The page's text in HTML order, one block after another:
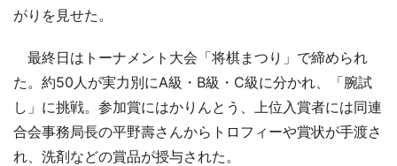
がりを見せた。
最終日はトーナメント大会「将棋まつり」で締められ
た。約50人が実力別にA級・B級・C級に分かれ、「腕試
し」に挑戦。参加賞にはかりんとう、上位入賞者には同連
合会事務局長の平野壽さんからトロフィーや賞状が手渡さ
れ、洗剤などの賞品が授与された。